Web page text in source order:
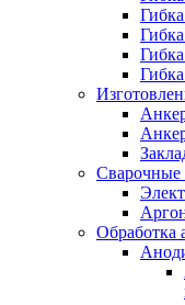
Сварочные
Обработка